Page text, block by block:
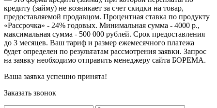
кредиту (займу) не возникает за счет скидки на товар,
предоставляемой продавцом. Процентная ставка по продукту
«Рассрочка» - 24% годовых. Минимальная сумма - 4000 р.,
максимальная сумма - 500 000 рублей. Срок предоставления
до 3 месяцев. Ваш тариф и размер ежемесячного платежа
будет определен по результатам рассмотрения заявки. Запрос
на заявку необходимо отправить менеджеру сайта БОРЕМА.
Ваша заявка успешно принята!
Заказать звонок